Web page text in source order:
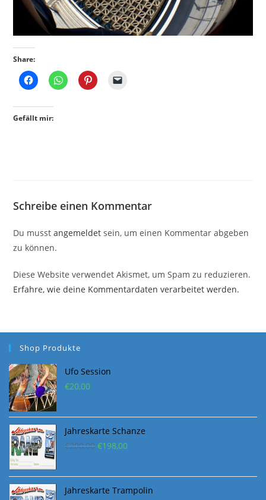
Share:
Gefällt mir:
Schreibe einen Kommentar
Du musstangemeldet sein, um einen Kommentar abgeben
zu können.
Diese Website verwendet Akismet, um Spam zu reduzieren.
Erfahre, wie deine Kommentardaten verarbeitet werden.
Shop Produkte
Ufo Session
€20,00
Jahreskarte Schanze
€200,00 Ursprünglicher
war:
€200,00
€198,00Aktueller
ist:
€198,00.
Jahreskarte Trampolin